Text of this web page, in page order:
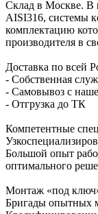
Склад в Москве. В
AISI316, системы
комплектацию
производителя в
Доставка по всей
- Собственная
- Самовывоз с
- Отгрузка до ТК
Компетентные
Большой опыт
оптимального
Монтаж «под
Бригады опытных